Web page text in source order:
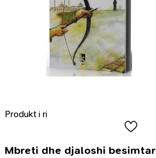
Produkt i ri
Mbreti dhe djaloshi besimtar